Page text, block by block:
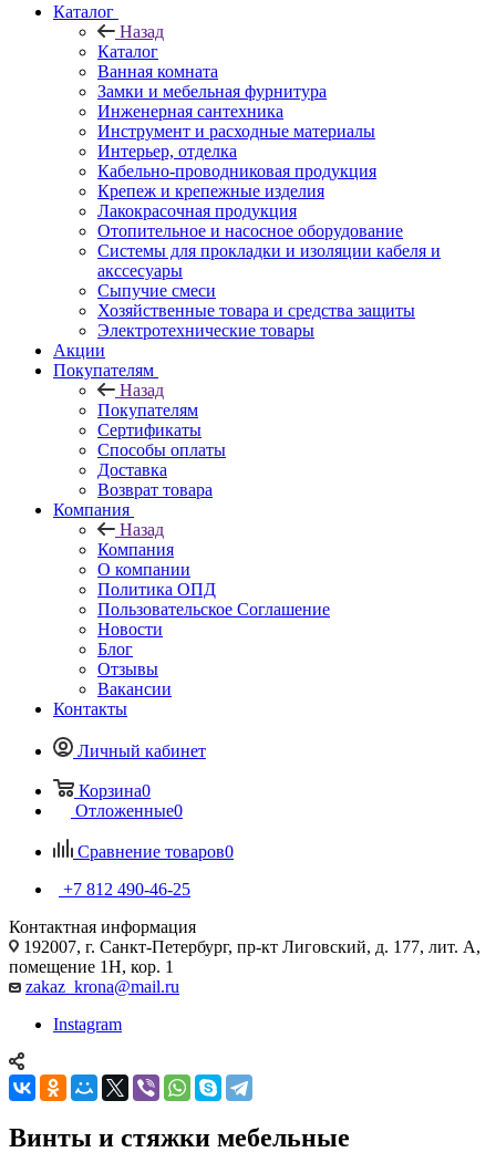
Каталог
Назад
Каталог
Ванная комната
Замки и мебельная фурнитура
Инженерная сантехника
Инструмент и расходные материалы
Интерьер, отделка
Кабельно-проводниковая продукция
Крепеж и крепежные изделия
Лакокрасочная продукция
Отопительное и насосное оборудование
Системы для прокладки и изоляции кабеля и
акссесуары
Сыпучие смеси
Хозяйственные товара и средства защиты
Электротехнические товары
Акции
Покупателям
Назад
Покупателям
Сертификаты
Способы оплаты
Доставка
Возврат товара
Компания
Назад
Компания
О компании
Политика ОПД
Пользовательское Соглашение
Новости
Блог
Отзывы
Вакансии
Контакты
Личный кабинет
Корзина0
Отложенные0
Сравнение товаров0
+7 812 490-46-25
Контактная информация
192007, г. Санкт-Петербург, пр-кт Лиговский, д. 177, лит. А,
помещение 1Н, кор. 1
zakaz_krona@mail.ru
Instagram
Винты и стяжки мебельные